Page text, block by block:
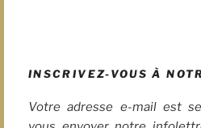
INSCRIVEZ-VOUS À
Votre adresse e-mail est